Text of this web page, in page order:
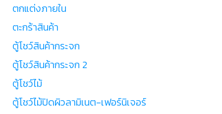
ตกแต่งภายใน
ตะกร้าสินค้า
ตู้โชว์สินค้ากระจก
ตู้โชว์สินค้ากระจก 2
ตู้โชว์ไม้
ตู้โชว์ไม้ปิดผิวลามิเนต-เฟอร์นิเจอร์